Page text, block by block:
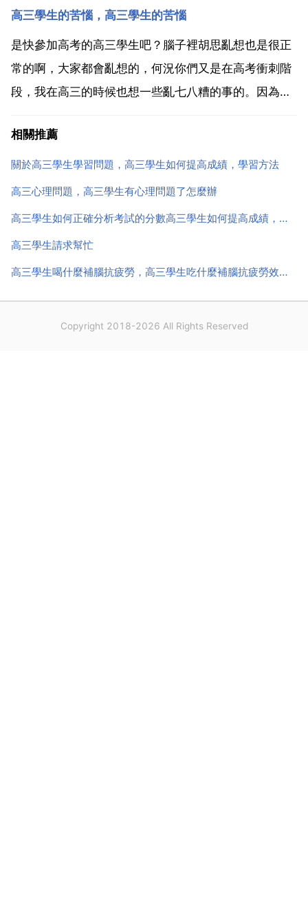
我不再去想同學們又學了多少，不再想我又比誰誰誰學
的差，而是專心 平靜地自己學自己的，吃好 睡好。2個
月後...
高三學生的苦惱，高三學生的苦惱
是快參加高考的高三學生吧？腦子裡胡思亂想也是很正
常的啊，大家都會亂想的，何況你們又是在高考衝刺階
段，我在高三的時候也想一些亂七八糟的事的。因為心
效果的。你叫你朋友先把心情放輕鬆，每個人都會有思
想不能集中的時候，重要的是有些人知道自我控制，別
人其實很難幫...
相關推薦
關於高三學生學習問題，高三學生如何提高成績，學習方法
高三心理問題，高三學生有心理問題了怎麼辦
高三學生如何正確分析考試的分數高三學生如何提高成績，學習方法
高三學生請求幫忙
高三學生喝什麼補腦抗疲勞，高三學生吃什麼補腦抗疲勞效果最好
Copyright 2018-2026 All Rights Reserved